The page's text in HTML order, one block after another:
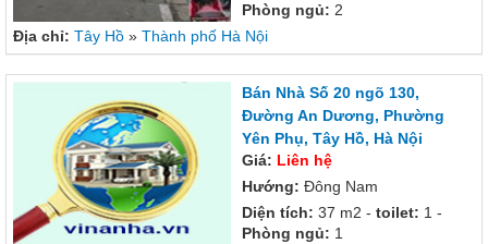
Phòng ngủ: 2
Địa chỉ: Tây Hồ » Thành phố Hà Nội
Bán Nhà Số 20 ngõ 130,
Đường An Dương, Phường
Yên Phụ, Tây Hồ, Hà Nội
Giá: Liên hệ
Hướng: Đông Nam
Diện tích: 37 m2 - toilet: 1 -
Phòng ngủ: 1